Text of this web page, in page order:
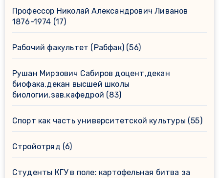
Профессор Николай Александрович Ливанов
1876-1974 (17)
Рабочий факультет (Рабфак)(56)
Рушан Мирзович Сабиров доцент,декан
биофака,декан высшей школы
биологии,зав.кафедрой (83)
Спорт как часть университетской культуры (55)
Стройотряд (6)
Студенты КГУ в поле: картофельная битва за